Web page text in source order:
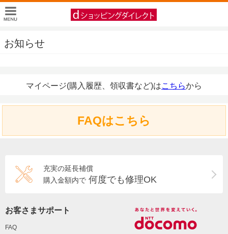
お知らせ
マイページ(購入履歴、領収書など)はこちらから
FAQはこちら
充実の延長補償
購入金額内で 何度でも修理OK
お客さまサポート
FAQ